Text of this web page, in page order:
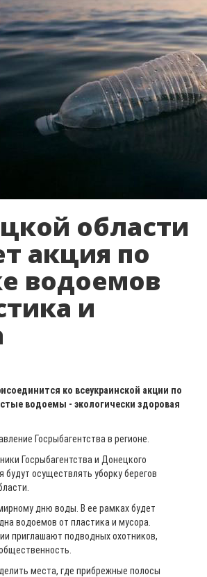
области
акция по
водоемов
и
ко всеукраинской акции по
водоемы - экологически здоровая
Госрыбагентства в регионе.
Госрыбагентства и Донецкого
будут осуществлять уборку берегов
дню воды. В ее рамках будет
водоемов от пластика и мусора.
приглашают подводных охотников,
места, где прибрежные полосы